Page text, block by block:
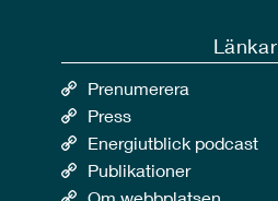
Länkar
Prenumerera
Press
Energiutblick podcast
Publikationer